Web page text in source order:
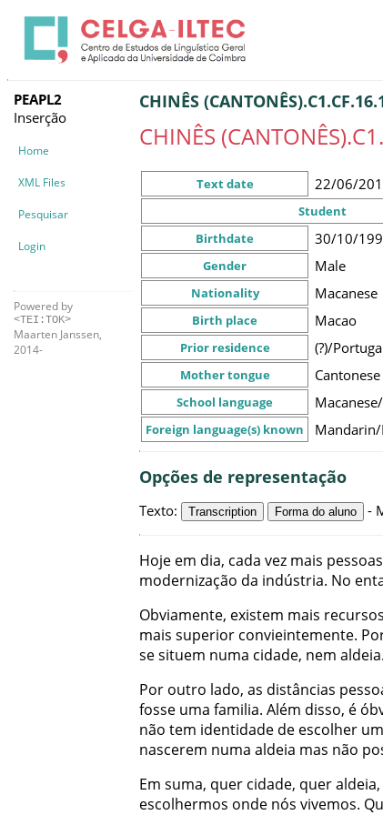
PEAPL2
Inserção
Home
XML Files
Pesquisar
Login
Powered by
<TEI:TOK>
Maarten Janssen,
2014-
CHINÊS
CHINÊS
Text date 22/06/
Student
Birthdate
30/10/
Gender Male
Nationality Macanese
Birth place Macao
Prior residence (?)/
Mother tongue Cantonese
School language
Foreign language(s) known
Opções de representação
Texto: Transcription Forma do aluno -
Hoje em dia, cada vez mais pessoas
modernização da indústria. No
Obviamente, existem mais recursos
mais superior convieintemente.
sesituem numa cidade, nem aldeia.
Por outro lado, as distâncias
fosse uma familia. Além disso, é
não tem identidade de escolher um
nascerem numa aldeia mas não
Em suma, quer cidade, queraldeia,
escolhermos onde nós vivemos.